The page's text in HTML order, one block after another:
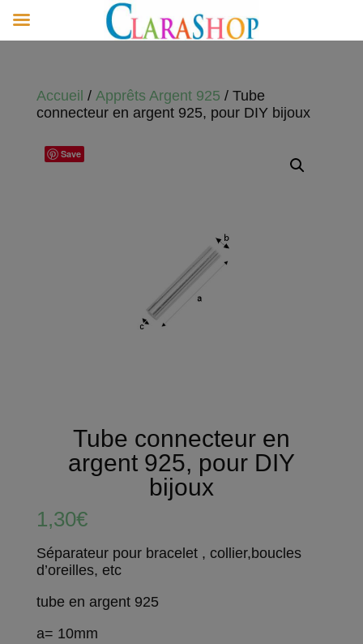
Accueil / Apprêts Argent 925 / Tube
connecteur en argent 925, pour DIY bijoux
Save
Tube connecteur en
argent 925, pour DIY
bijoux
1,30€
Séparateur pour bracelet , collier,boucles
d’oreilles, etc
tube en argent 925
a= 10mm